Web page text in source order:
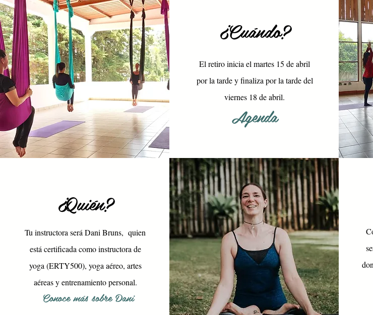
¿Cuándo?
El retiro inicia el martes 15 de abril
por la tarde y finaliza por la tarde del
viernes 18 de abril.
Agenda
¿Quién?
Tu instructora será Dani Bruns, quien
está certificada como instructora de
yoga (ERTY500), yoga aéreo, artes
aéreas y entrenamiento personal.
Conoce más sobre Dani